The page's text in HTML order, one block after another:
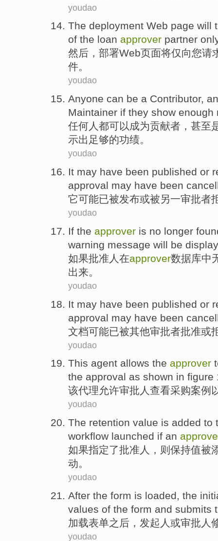
youdao
The deployment Web page will
of the loan approver partner
然后 ， 部署Web页面将仅向您请
件。
youdao
Anyone can be a Contributor,
Maintainer if they show enough
任何人都可以成为贡献者 ， 甚至
示出 足够的功绩。
youdao
It may have been published or
approval may have been
它可能已被发布或被另一审批者
youdao
If the approver is no longer
warning message will be
如果批准 人 在approver数据库中
出来。
youdao
It may have been published or
approval may have been
文档可能已被其他审批者批准或
youdao
This agent allows the approver
the approval as shown in figure
该代理允许审批人 查看采购案例
youdao
The retention value is added to
workflow launched if an
如果指定了批准人 ， 则保持值被
动。
youdao
After the form is loaded, the
values of the form and submits
加载表单之后 ， 发起人 或审批人
youdao